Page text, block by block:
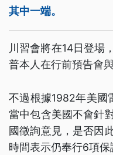
其中一端。
川習會將在14日登場
普本人在行前預告會
不過根據1982年美國
當中包含美國不會針
國徵詢意見，是否因
時間表示仍奉行6項保